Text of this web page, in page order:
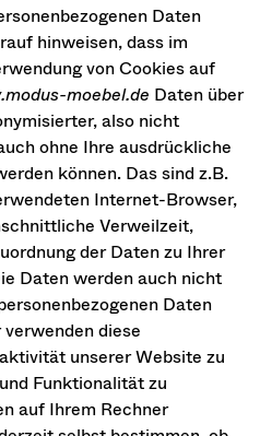
Daten
hinweisen, dass im
von Cookies auf
moebel.de Daten über
also nicht
ohne Ihre ausdrückliche
können. Das sind z.B.
Internet-Browser,
Verweilzeit,
der Daten zu Ihrer
Daten werden auch nicht
Daten
diese
unserer Website zu
Funktionalität zu
auf Ihrem Rechner